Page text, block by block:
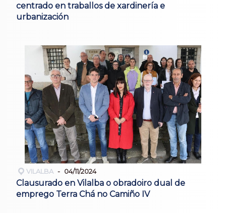
centrado en traballos de xardinería e
urbanización
VILALBA 04/11/2024
Clausurado en Vilalba o obradoiro dual de
emprego Terra Chá no Camiño IV